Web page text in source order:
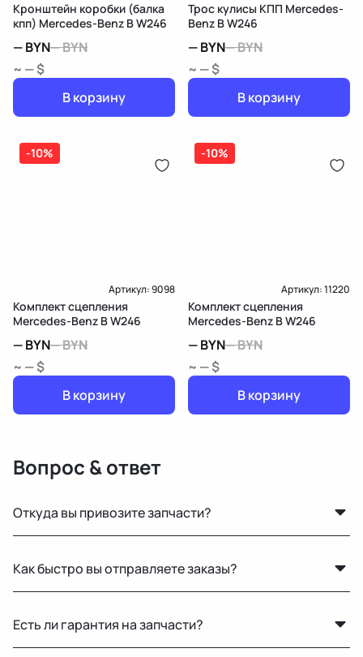
Кронштейн коробки (балка
кпп) Mercedes-Benz B W246
—BYN—BYN
~ — $
В корзину
Трос кулисы КПП Mercedes-
Benz B W246
—BYN—BYN
~ — $
В корзину
-10%
Артикул:9098
Комплект сцепления
Mercedes-Benz B W246
—BYN—BYN
~ — $
В корзину
-10%
Артикул:11220
Комплект сцепления
Mercedes-Benz B W246
—BYN—BYN
~ — $
В корзину
Вопрос & ответ
Откуда вы привозите запчасти?
проверенных аукционах в Европе, США и арабских
странах. Все детали проходят визуальный осмотр и
Как быстро вы отправляете заказы?
страны доставка занимает от 1 до 5 дней в
зависимости от транспортной компании.
Есть ли гарантия на запчасти?